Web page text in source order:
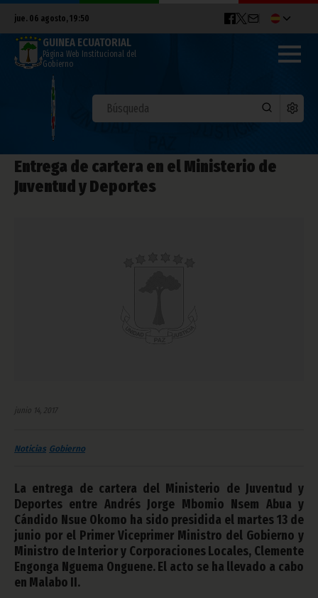
jue. 06 agosto, 19:50
GUINEA ECUATORIAL
Página Web Institucional del
Gobierno
Entrega de cartera en el Ministerio de
Juventud y Deportes
junio 14, 2017
Noticias Gobierno
La entrega de cartera del Ministerio de Juventud y
Deportes entre Andrés Jorge Mbomio Nsem Abua y
Cándido Nsue Okomo ha sido presidida el martes 13 de
junio por el Primer Viceprimer Ministro del Gobierno y
Ministro de Interior y Corporaciones Locales, Clemente
Engonga Nguema Onguene. El acto se ha llevado a cabo
en Malabo II.